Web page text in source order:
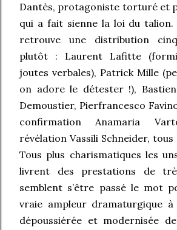
Dantès, protagoniste torturé et
qui a fait sienne la loi du talion.
retrouve une distribution
plutôt : Laurent Lafitte
joutes verbales), Patrick Mille
on adore le détester !),
Demoustier, Pierfrancesco
confirmation Anamaria
révélation Vassili Schneider,
Tous plus charismatiques les
livrent des prestations de
semblent s’être passé le mot
vraie ampleur dramaturgique
dépoussiérée et modernisée